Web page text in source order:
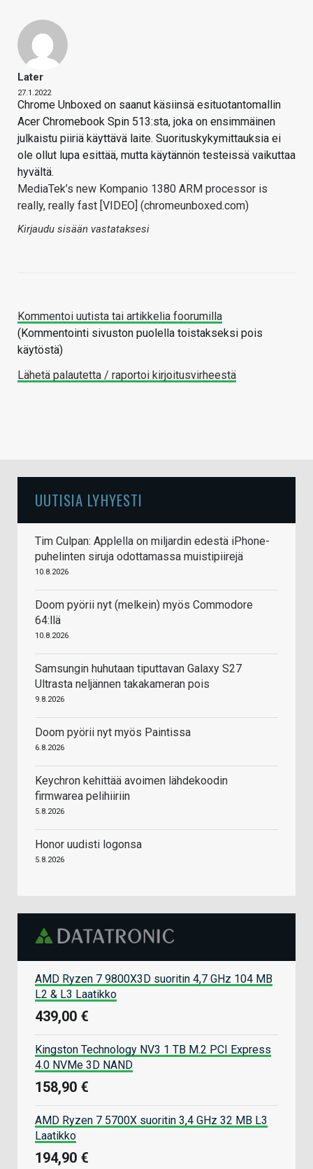
Later
27.1.2022
Chrome Unboxed on saanut käsiinsä esituotantomallin
Acer Chromebook Spin 513:sta, joka on ensimmäinen
julkaistu piiriä käyttävä laite. Suorituskykymittauksia ei
ole ollut lupa esittää, mutta käytännön testeissä vaikuttaa
hyvältä.
MediaTek’s new Kompanio 1380 ARM processor is
really, really fast [VIDEO] (chromeunboxed.com)
Kirjaudu sisään vastataksesi
Kommentoi uutista tai artikkelia foorumilla
(Kommentointi sivuston puolella toistakseksi pois
käytöstä)
Lähetä palautetta / raportoi kirjoitusvirheestä
UUTISIA LYHYESTI
Tim Culpan: Applella on miljardin edestä iPhone-
puhelinten siruja odottamassa muistipiirejä
10.8.2026
Doom pyörii nyt (melkein) myös Commodore
64:llä
10.8.2026
Samsungin huhutaan tiputtavan Galaxy S27
Ultrasta neljännen takakameran pois
9.8.2026
Doom pyörii nyt myös Paintissa
6.8.2026
Keychron kehittää avoimen lähdekoodin
firmwarea pelihiiriin
5.8.2026
Honor uudisti logonsa
5.8.2026
AMD Ryzen 7 9800X3D suoritin 4,7 GHz 104 MB
L2 & L3 Laatikko
439,00 €
Kingston Technology NV3 1 TB M.2 PCI Express
4.0 NVMe 3D NAND
158,90 €
AMD Ryzen 7 5700X suoritin 3,4 GHz 32 MB L3
Laatikko
194,90 €